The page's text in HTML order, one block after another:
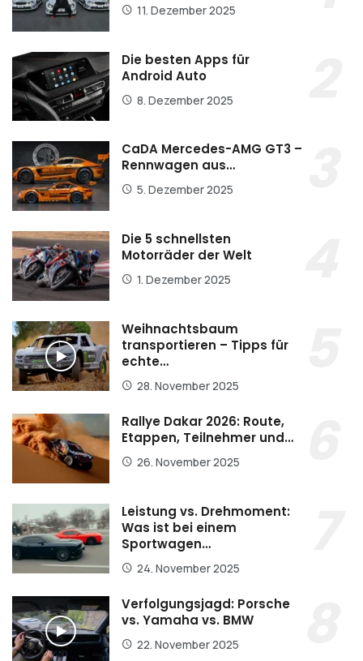
11. Dezember 2025
Die besten Apps für
Android Auto
8. Dezember 2025
CaDA Mercedes-AMG GT3 –
Rennwagen aus…
5. Dezember 2025
Die 5 schnellsten
Motorräder der Welt
1. Dezember 2025
Weihnachtsbaum
transportieren – Tipps für
echte…
28. November 2025
Rallye Dakar 2026: Route,
Etappen, Teilnehmer und…
26. November 2025
Leistung vs. Drehmoment:
Was ist bei einem
Sportwagen…
24. November 2025
Verfolgungsjagd: Porsche
vs. Yamaha vs. BMW
22. November 2025